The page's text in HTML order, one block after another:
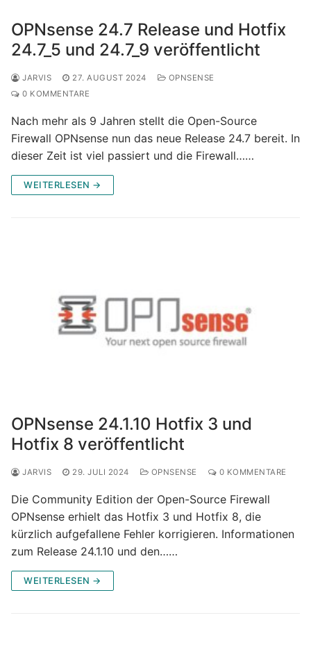
OPNsense 24.7 Release und Hotfix
24.7_5 und 24.7_9 veröffentlicht
JARVIS 27. AUGUST 2024
OPNSENSE
0 KOMMENTARE
Nach mehr als 9 Jahren stellt die Open-Source
Firewall OPNsense nun das neue Release 24.7 bereit. In
dieser Zeit ist viel passiert und die Firewall……
WEITERLESEN →
OPNsense 24.1.10 Hotfix 3 und
Hotfix 8 veröffentlicht
JARVIS 29. JULI 2024 OPNSENSE 0 KOMMENTARE
Die Community Edition der Open-Source Firewall
OPNsense erhielt das Hotfix 3 und Hotfix 8, die
kürzlich aufgefallene Fehler korrigieren. Informationen
zum Release 24.1.10 und den……
WEITERLESEN →